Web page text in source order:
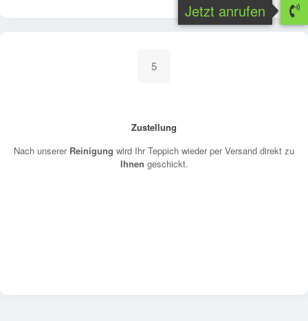
5
Zustellung
Nach unserer Reinigung wird Ihr Teppich wieder per Versand direkt zu
Ihnen geschickt.
Jetzt anrufen